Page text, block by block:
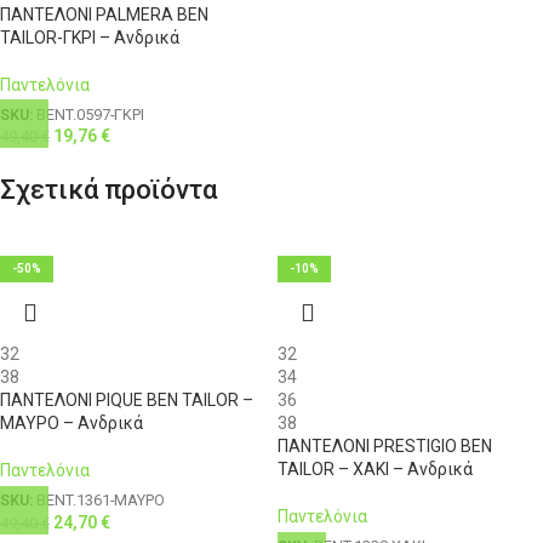
ΠΑΝΤΕΛΟΝΙ PALMERA BEN
TAILOR-ΓΚΡΙ – Ανδρικά
Παντελόνια
SKU: BENT.0597-ΓΚΡΙ
€ 19,76€
Σχετικά προϊόντα
-50%
32
38
ΠΑΝΤΕΛΟΝΙ PIQUE BEN TAILOR –
ΜΑΥΡΟ – Ανδρικά
Παντελόνια
SKU: BENT.1361-ΜΑΥΡΟ
€ 24,70€
-10%
32
34
36
38
ΠΑΝΤΕΛΟΝΙ PRESTIGIO BEN
TAILOR – ΧΑΚΙ – Ανδρικά
Παντελόνια